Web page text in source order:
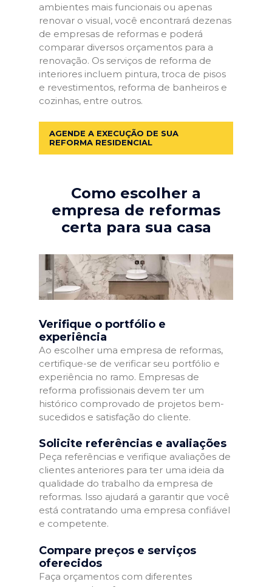
ambientes mais funcionais ou apenas
renovar o visual, você encontrará dezenas
de empresas de reformas e poderá
comparar diversos orçamentos para a
renovação. Os serviços de reforma de
interiores incluem pintura, troca de pisos
e revestimentos, reforma de banheiros e
cozinhas, entre outros.
AGENDE A EXECUÇÃO DE SUA
REFORMA RESIDENCIAL
Como escolher a
empresa de reformas
certa para sua casa
Verifique o portfólio e
experiência
Ao escolher uma empresa de reformas,
certifique-se de verificar seu portfólio e
experiência no ramo. Empresas de
reforma profissionais devem ter um
histórico comprovado de projetos bem-
sucedidos e satisfação do cliente.
Solicite referências e avaliações
Peça referências e verifique avaliações de
clientes anteriores para ter uma ideia da
qualidade do trabalho da empresa de
reformas. Isso ajudará a garantir que você
está contratando uma empresa confiável
e competente.
Compare preços e serviços
oferecidos
Faça orçamentos com diferentes